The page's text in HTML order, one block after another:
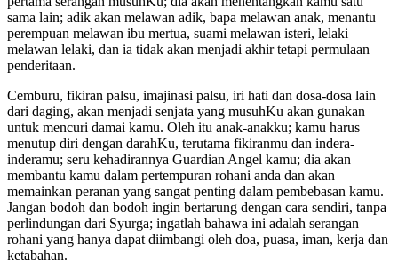
sama lain; adik akan melawan adik, bapa melawan anak, menantu
perempuan melawan ibu mertua, suami melawan isteri, lelaki
melawan lelaki, dan ia tidak akan menjadi akhir tetapi permulaan
penderitaan.
Cemburu, fikiran palsu, imajinasi palsu, iri hati dan dosa-dosa lain
dari daging, akan menjadi senjata yang musuhKu akan gunakan
untuk mencuri damai kamu. Oleh itu anak-anakku; kamu harus
menutup diri dengan darahKu, terutama fikiranmu dan indera-
inderamu; seru kehadirannya Guardian Angel kamu; dia akan
membantu kamu dalam pertempuran rohani anda dan akan
memainkan peranan yang sangat penting dalam pembebasan kamu.
Jangan bodoh dan bodoh ingin bertarung dengan cara sendiri, tanpa
perlindungan dari Syurga; ingatlah bahawa ini adalah serangan
rohani yang hanya dapat diimbangi oleh doa, puasa, iman, kerja dan
ketabahan.